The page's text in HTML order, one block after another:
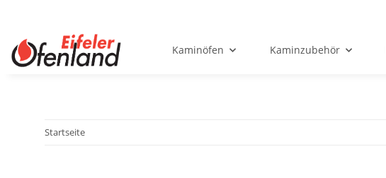
Kaminöfen Kaminzubehör
Startseite